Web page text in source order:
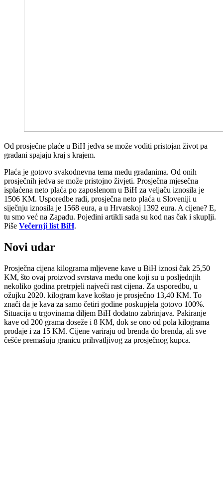
Od prosječne plaće u BiH jedva se može voditi pristojan život pa
građani spajaju kraj s krajem.
Plaća je gotovo svakodnevna tema među građanima. Od onih
prosječnih jedva se može pristojno živjeti. Prosječna mjesečna
isplaćena neto plaća po zaposlenom u BiH za veljaču iznosila je
1506 KM. Usporedbe radi, prosječna neto plaća u Sloveniji u
siječnju iznosila je 1568 eura, a u Hrvatskoj 1392 eura. A cijene? E,
tu smo već na Zapadu. Pojedini artikli sada su kod nas čak i skuplji.
Piše Večernji list BiH.
Novi udar
Prosječna cijena kilograma mljevene kave u BiH iznosi čak 25,50
KM, što ovaj proizvod svrstava među one koji su u posljednjih
nekoliko godina pretrpjeli najveći rast cijena. Za usporedbu, u
ožujku 2020. kilogram kave koštao je prosječno 13,40 KM. To
znači da je kava za samo četiri godine poskupjela gotovo 100%.
Situacija u trgovinama diljem BiH dodatno zabrinjava. Pakiranje
kave od 200 grama doseže i 8 KM, dok se ono od pola kilograma
prodaje i za 15 KM. Cijene variraju od brenda do brenda, ali sve
češće premašuju granicu prihvatljivog za prosječnog kupca.